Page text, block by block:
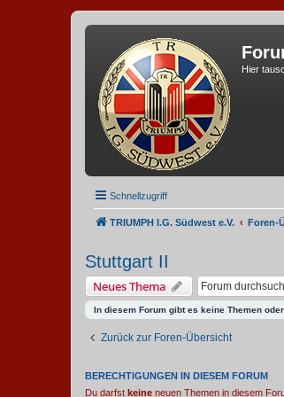
Hier
Schnellzugriff
TRIUMPH I.G. Südwest e.V. Foren-
Stuttgart II
Neues Thema
In diesem Forum gibt es keine Themen oder
Zurück zur Foren-Übersicht
BERECHTIGUNGEN IN DIESEM FORUM
Du darfst keine neuen Themen in diesem